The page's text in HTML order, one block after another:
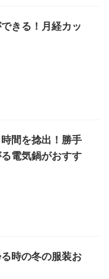
きる！月経カッ
間を捻出！勝手
電気鍋がおすす
時の冬の服装お